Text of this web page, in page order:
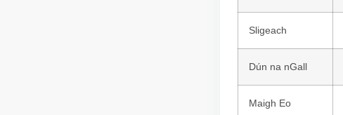
Sligeach
Dún na nGall
Maigh Eo